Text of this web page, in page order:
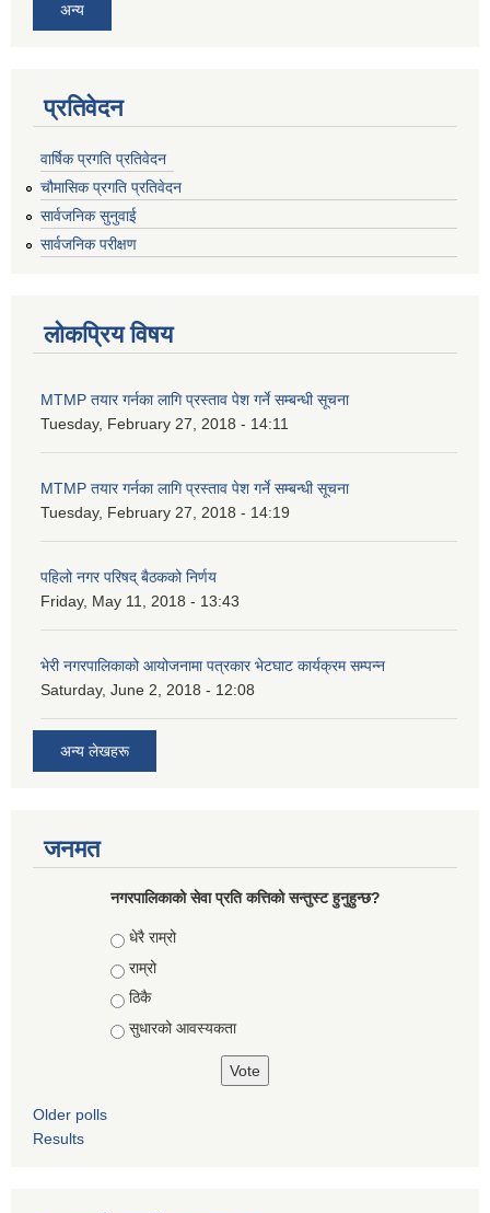
अन्य
प्रतिवेदन
वार्षिक प्रगति प्रतिवेदन
चौमासिक प्रगति प्रतिवेदन
सार्वजनिक सुनुवाई
सार्वजनिक परीक्षण
लोकप्रिय विषय
MTMP तयार गर्नका लागि प्रस्ताव पेश गर्ने सम्बन्धी सूचना
Tuesday, February 27, 2018 - 14:11
MTMP तयार गर्नका लागि प्रस्ताव पेश गर्ने सम्बन्धी सूचना
Tuesday, February 27, 2018 - 14:19
पहिलो नगर परिषद् बैठकको निर्णय
Friday, May 11, 2018 - 13:43
भेरी नगरपालिकाको आयोजनामा पत्रकार भेटघाट कार्यक्रम सम्पन्न
Saturday, June 2, 2018 - 12:08
अन्य लेखहरू
जनमत
नगरपालिकाको सेवा प्रति कत्तिको सन्तुस्ट हुनुहुन्छ?
Choices
धेरै राम्रो
राम्रो
ठिकै
सुधारको आवस्यकता
Older polls
Results